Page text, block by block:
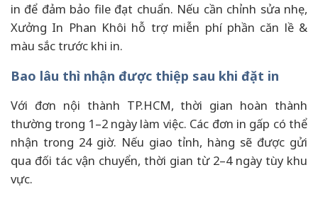
in để đảm bảo file đạt chuẩn. Nếu cần chỉnh sửa nhẹ,
Xưởng In Phan Khôi hỗ trợ miễn phí phần căn lề &
màu sắc trước khi in.
Bao lâu thì nhận được thiệp sau khi đặt in
Với đơn nội thành TP.HCM, thời gian hoàn thành
thường trong 1–2 ngày làm việc. Các đơn in gấp có thể
nhận trong 24 giờ. Nếu giao tỉnh, hàng sẽ được gửi
qua đối tác vận chuyển, thời gian từ 2–4 ngày tùy khu
vực.